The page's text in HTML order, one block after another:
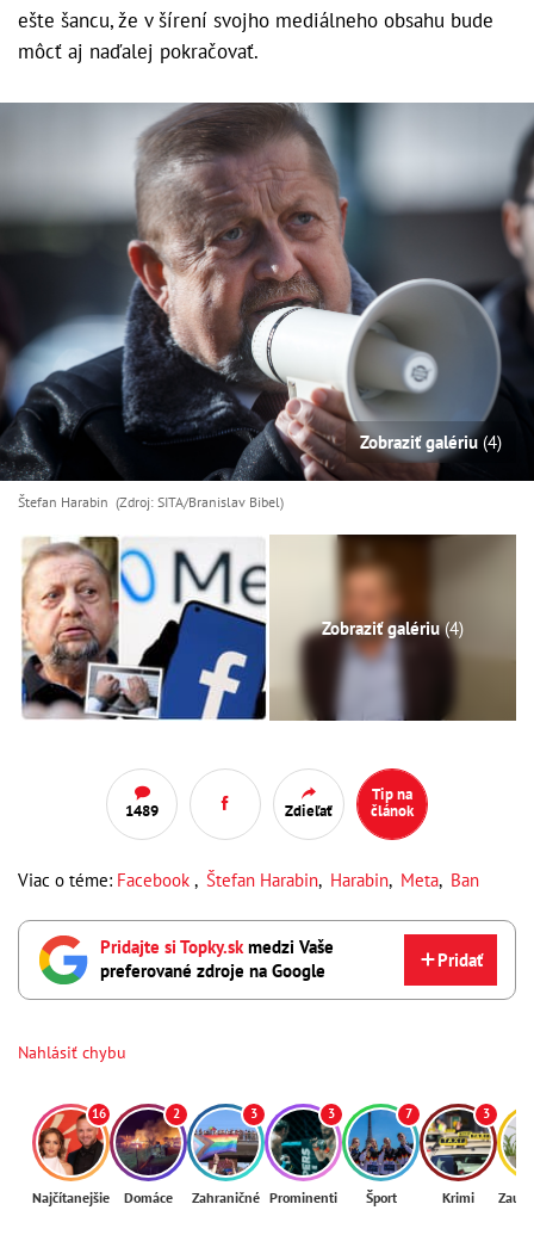
ešte šancu, že v šírení svojho mediálneho obsahu bude
môcť aj naďalej pokračovať.
Zobraziť galériu(4)
Štefan Harabin (Zdroj: SITA/Branislav Bibel)
Zobraziť galériu(4)
1489 Zdieľať
Tip na
článok
Viac o téme: Facebook , Štefan Harabin, Harabin, Meta, Ban
Pridajte si Topky.skmedzi Vaše
preferované zdroje na Google
Pridať
Nahlásiť chybu
16
Najčítanejšie
2
Domáce
3
Zahraničné
3
Prominenti
7
Šport
3
Krimi